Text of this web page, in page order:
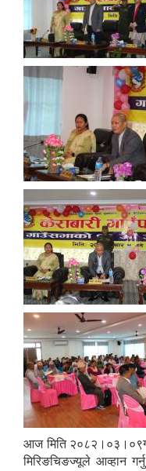
आज मिति
मिरिङचिङज्यूले आव्हान